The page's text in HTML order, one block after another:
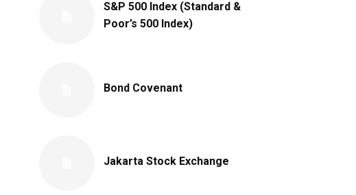
S&P 500 Index (Standard &
Poor’s 500 Index)
Bond Covenant
Jakarta Stock Exchange